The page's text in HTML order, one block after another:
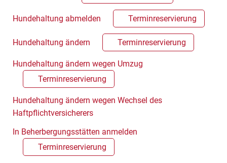
Hundehaltung abmelden Terminreservierung
Hundehaltung ändern Terminreservierung
Hundehaltung ändern wegen Umzug
Terminreservierung
Hundehaltung ändern wegen Wechsel des
Haftpflichtversicherers
In Beherbergungsstätten anmelden
Terminreservierung